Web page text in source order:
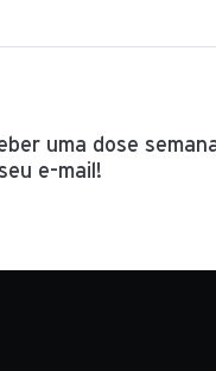
uma dose
e-mail!